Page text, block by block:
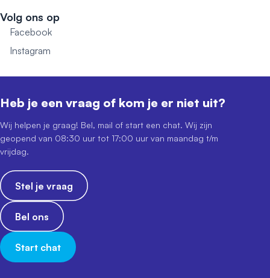
Volg ons op
Facebook
Instagram
Heb je een vraag of kom je er niet uit?
Wij helpen je graag! Bel, mail of start een chat. Wij zijn
geopend van 08:30 uur tot 17:00 uur van maandag t/m
vrijdag.
Stel je vraag
Bel ons
Start chat